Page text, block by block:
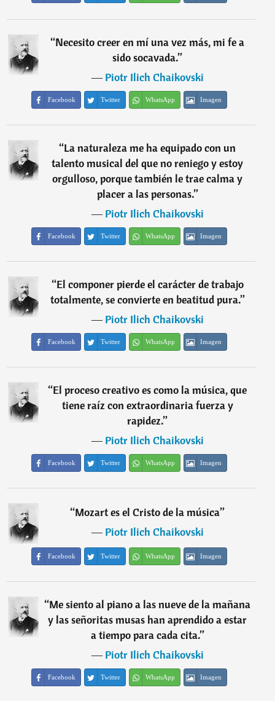
“Necesito creer en mí una vez más, mi fe a
sido socavada.”
―Piotr Ilich Chaikovski
Facebook Twitter WhatsApp Imagen
“La naturaleza me ha equipado con un
talento musical del que no reniego y estoy
orgulloso, porque también le trae calma y
placer a las personas.”
―Piotr Ilich Chaikovski
Facebook Twitter WhatsApp Imagen
“El componer pierde el carácter de trabajo
totalmente, se convierte en beatitud pura.”
―Piotr Ilich Chaikovski
Facebook Twitter WhatsApp Imagen
“El proceso creativo es como la música, que
tiene raíz con extraordinaria fuerza y
rapidez.”
―Piotr Ilich Chaikovski
Facebook Twitter WhatsApp Imagen
“Mozart es el Cristo de la música”
―Piotr Ilich Chaikovski
Facebook Twitter WhatsApp Imagen
“Me siento al piano a las nueve de la mañana
y las señoritas musas han aprendido a estar
a tiempo para cada cita.”
―Piotr Ilich Chaikovski
Facebook Twitter WhatsApp Imagen